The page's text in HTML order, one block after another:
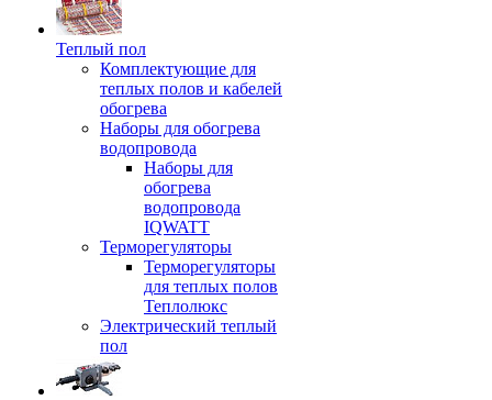
Теплый пол
Комплектующие для
теплых полов и кабелей
обогрева
Наборы для обогрева
водопровода
Наборы для
обогрева
водопровода
IQWATT
Терморегуляторы
Терморегуляторы
для теплых полов
Теплолюкс
Электрический теплый
пол